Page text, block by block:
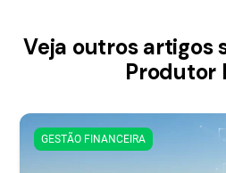
Veja outros artigos
Produtor
GESTÃO FINANCEIRA